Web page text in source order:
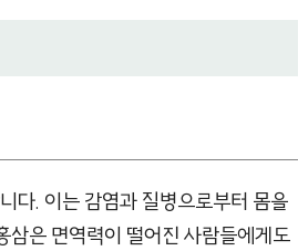
다. 이는 감염과 질병으로부터 몸을
삼은 면역력이 떨어진 사람들에게도